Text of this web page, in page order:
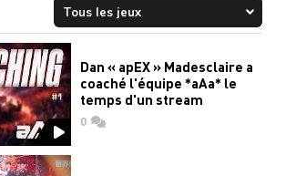
Dan « apEX » Madesclaire a
coaché l'équipe *aAa* le
temps d'un stream
0commentaires